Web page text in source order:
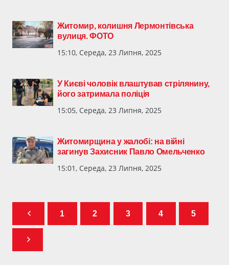
Житомир, колишня Лермонтівська
вулиця. ФОТО
15:10, Середа, 23 Липня, 2025
У Києві чоловік влаштував стрілянину,
його затримала поліція
15:05, Середа, 23 Липня, 2025
Житомирщина у жалобі: на війні
загинув Захисник Павло Омельченко
15:01, Середа, 23 Липня, 2025
1 2 3 4 5